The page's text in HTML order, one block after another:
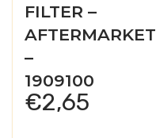
FILTER –
AFTERMARKET
–
1909100
€2,65